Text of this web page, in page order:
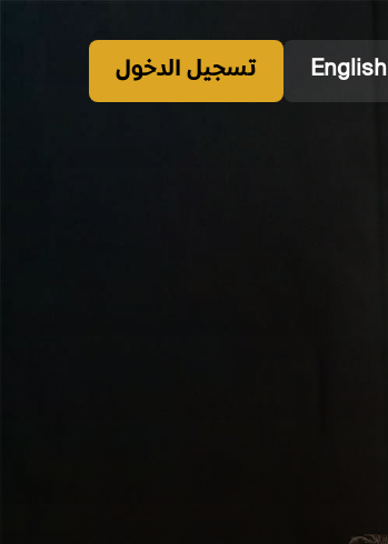
English تسجيل الدخول